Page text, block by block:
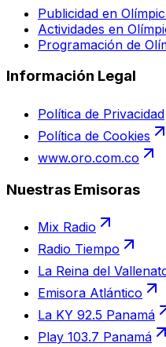
Publicidad en
Actividades en
Programación de
Información Legal
Política de Privacidad
Política de Cookies
www.oro.com.co
Nuestras Emisoras
Mix Radio
Radio Tiempo
La Reina del
Emisora Atlántico
La KY 92.5 Panamá
Play 103.7 Panamá